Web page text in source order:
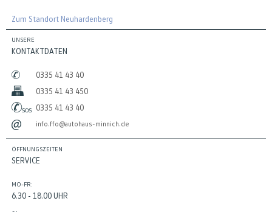
Zum Standort Neuhardenberg
UNSERE
KONTAKTDATEN
0335 41 43 40
0335 41 43 450
0335 41 43 40
info.ffo@autohaus-minnich.de
ÖFFNUNGSZEITEN
SERVICE
MO-FR:
6.30 - 18.00 UHR